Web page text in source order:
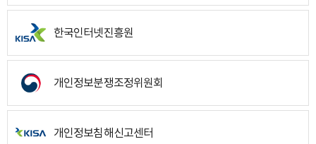
한국인터넷진흥원
개인정보분쟁조정위원회
개인정보침해신고센터